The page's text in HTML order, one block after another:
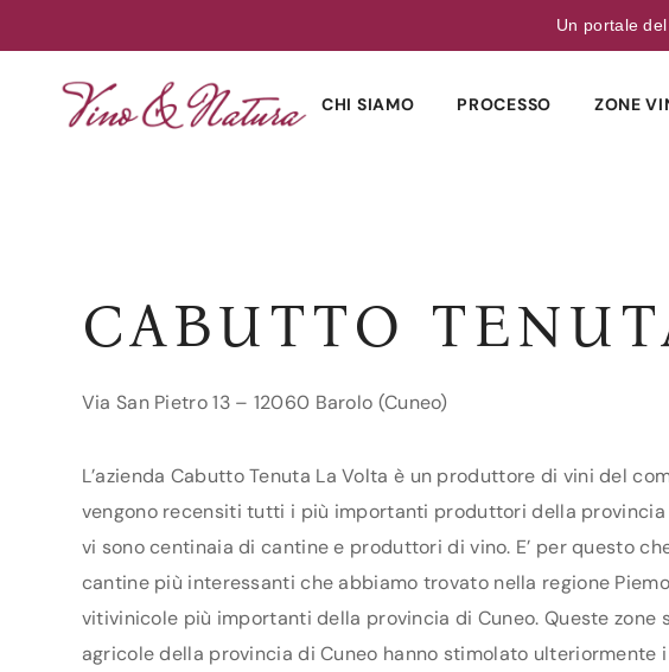
Un portale
CHI SIAMO PROCESSO ZONE
CABUTTO
Via San Pietro 13 – 12060 Barolo (Cuneo)
L’azienda Cabutto Tenuta La Volta è un produttore di vini del
vengono recensiti tutti i più importanti produttori della provincia
vi sono centinaia di cantine e produttori di vino. E’ per questo
cantine più interessanti che abbiamo trovato nella regione
vitivinicole più importanti della provincia di Cuneo. Queste
agricole della provincia di Cuneo hanno stimolato